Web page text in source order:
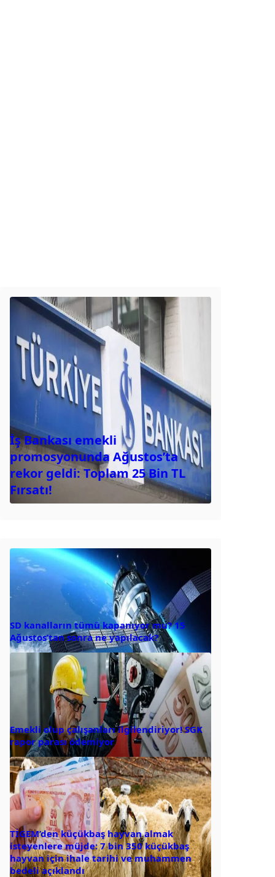
İş Bankası emekli
promosyonunda Ağustos’ta
rekor geldi: Toplam 25 Bin TL
Fırsatı!
SD kanalların tümü kapanıyor mu? 15
Ağustos’tan sonra ne yapılacak?
Emekli olup çalışanları ilgilendiriyor! SGK
rapor parası ödemiyor
TİGEM’den küçükbaş hayvan almak
isteyenlere müjde: 7 bin 350 küçükbaş
hayvan için ihale tarihi ve muhammen
bedeli açıklandı